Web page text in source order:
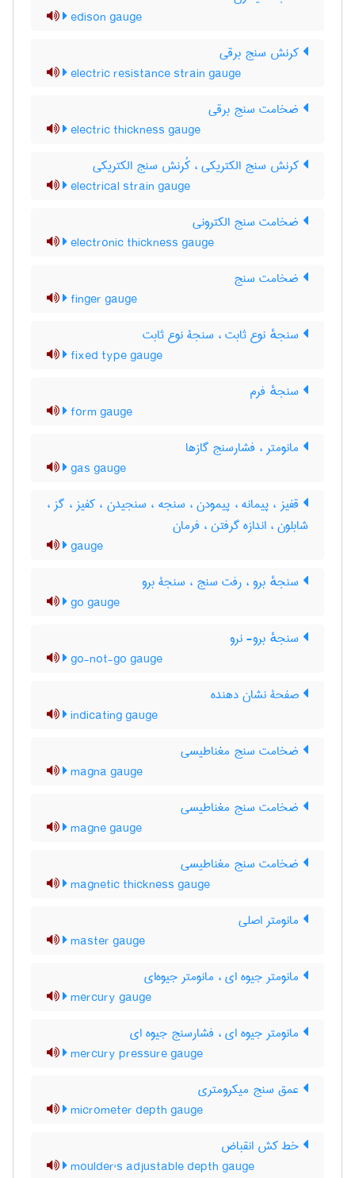
edison gauge
کرنش سنج برقی
electric resistance strain gauge
ضخامت سنج برقی
electric thickness gauge
کرنش سنج الکتریکی ، کُرنش سنج الکتریکی
electrical strain gauge
ضخامت سنج الکترونی
electronic thickness gauge
ضخامت سنج
finger gauge
سنجهٔ نوع ثابت ، سنجۀ نوع ثابت
fixed type gauge
سنجهٔ فرم
form gauge
مانومتر ، فشارسنج گازها
gas gauge
قفیز ، پیمانه ، پیمودن ، سنجه ، سنجیدن ، کفیز ، گز ،
شابلون ، اندازه گرفتن ، فرمان
gauge
سنجهٔ برو ، رفت سنج ، سنجۀ برو
go gauge
سنجهٔ برو- نرو
go-not-go gauge
صفحۀ نشان دهنده
indicating gauge
ضخامت سنج مغناطیسی
magna gauge
ضخامت سنج مغناطیسی
magne gauge
ضخامت سنج مغناطیسی
magnetic thickness gauge
مانومتر اصلی
master gauge
مانومتر جیوه ای ، مانومتر جیوه‌ای
mercury gauge
مانومتر جیوه ای ، فشارسنج جیوه ای
mercury pressure gauge
عمق سنج میکرومتری
micrometer depth gauge
خط کش انقباض
moulder's adjustable depth gauge